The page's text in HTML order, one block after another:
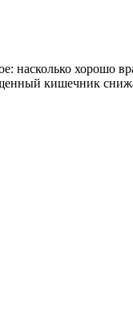
насколько хорошо
кишечник